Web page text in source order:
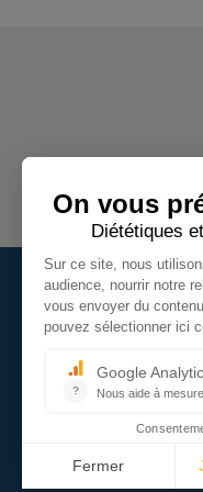
TOUS NOS
Bijoux